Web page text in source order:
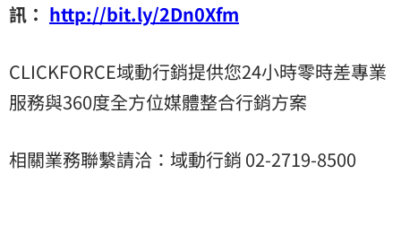
訊： http://bit.ly/2Dn0Xfm
CLICKFORCE域動行銷提供您24小時零時差專業
服務與360度全方位媒體整合行銷方案
相關業務聯繫請洽：域動行銷 02-2719-8500